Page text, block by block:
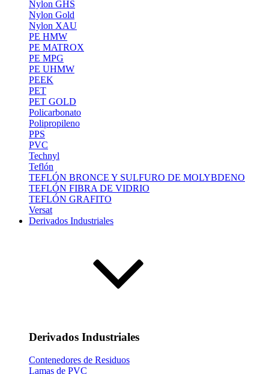
Nylon GHS
Nylon Gold
Nylon XAU
PE HMW
PE MATROX
PE MPG
PE UHMW
PEEK
PET
PET GOLD
Policarbonato
Polipropileno
PPS
PVC
Technyl
Teflón
TEFLÓN BRONCE Y SULFURO DE MOLYBDENO
TEFLÓN FIBRA DE VIDRIO
TEFLÓN GRAFITO
Versat
Derivados Industriales
Derivados Industriales
Contenedores de Residuos
Lamas de PVC